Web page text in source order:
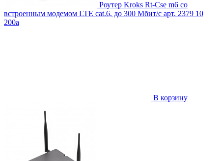
Роутер Kroks Rt-Cse m6 со
встроенным модемом LTE cat.6, до 300 Мбит/c арт. 2379 10
200a
В корзину